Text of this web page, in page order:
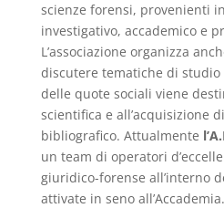
scienze forensi, provenienti
investigativo, accademico e
L’associazione organizza
discutere tematiche di studio
delle quote sociali viene
scientifica e all’acquisizione
bibliografico. Attualmente
un team di operatori
giuridico-forense all’interno
attivate in seno